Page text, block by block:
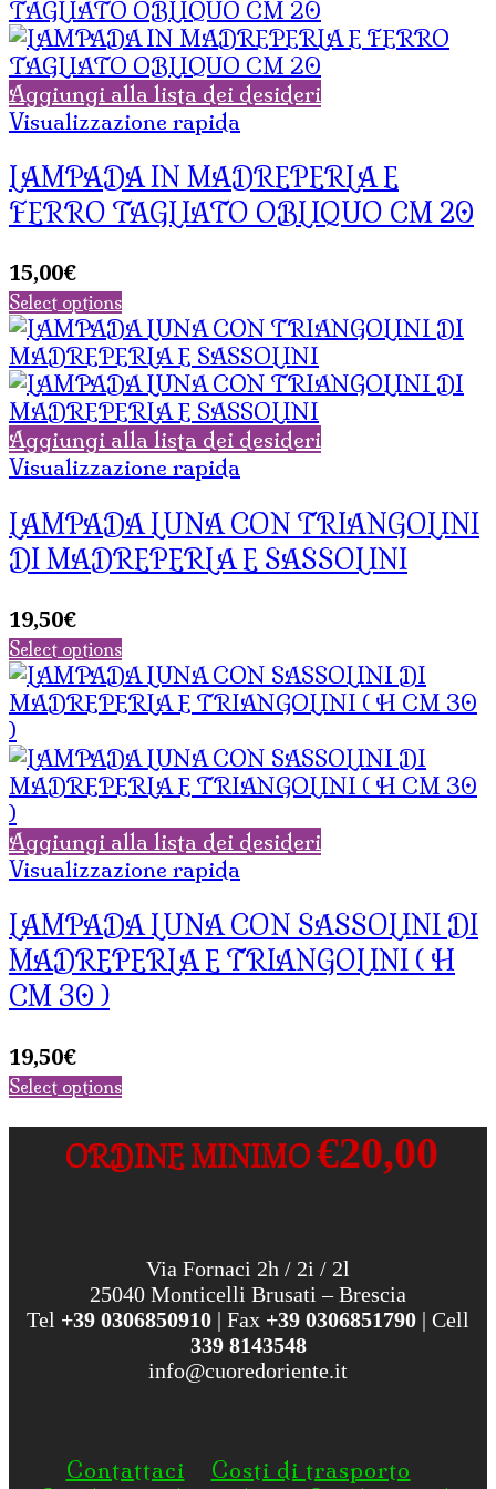
Aggiungi alla lista dei desideri
Visualizzazione rapida
LAMPADA IN MADREPERLA E
FERRO TAGLIATO OBLIQUO CM 20
15,00€
Select options
Aggiungi alla lista dei desideri
Visualizzazione rapida
LAMPADA LUNA CON TRIANGOLINI
DI MADREPERLA E SASSOLINI
19,50€
Select options
Aggiungi alla lista dei desideri
Visualizzazione rapida
LAMPADA LUNA CON SASSOLINI DI
MADREPERLA E TRIANGOLINI ( H
CM 30 )
19,50€
Select options
ORDINE MINIMO€20,00
Via Fornaci 2h / 2i / 2l
25040 Monticelli Brusati – Brescia
Tel +39 0306850910 | Fax +39 0306851790 | Cell
339 8143548
info@cuoredoriente.it
Contattaci
Costi di trasporto